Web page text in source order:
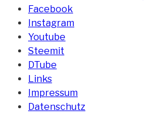
Facebook
Instagram
Youtube
Steemit
DTube
Links
Impressum
Datenschutz